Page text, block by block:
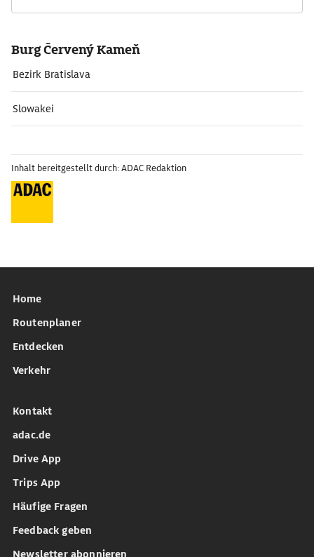
Burg Červený Kameň
Bezirk Bratislava
Slowakei
Inhalt bereitgestellt durch: ADAC Redaktion
Home
Routenplaner
Entdecken
Verkehr
Kontakt
adac.de
Drive App
Trips App
Häufige Fragen
Feedback geben
Newsletter abonnieren